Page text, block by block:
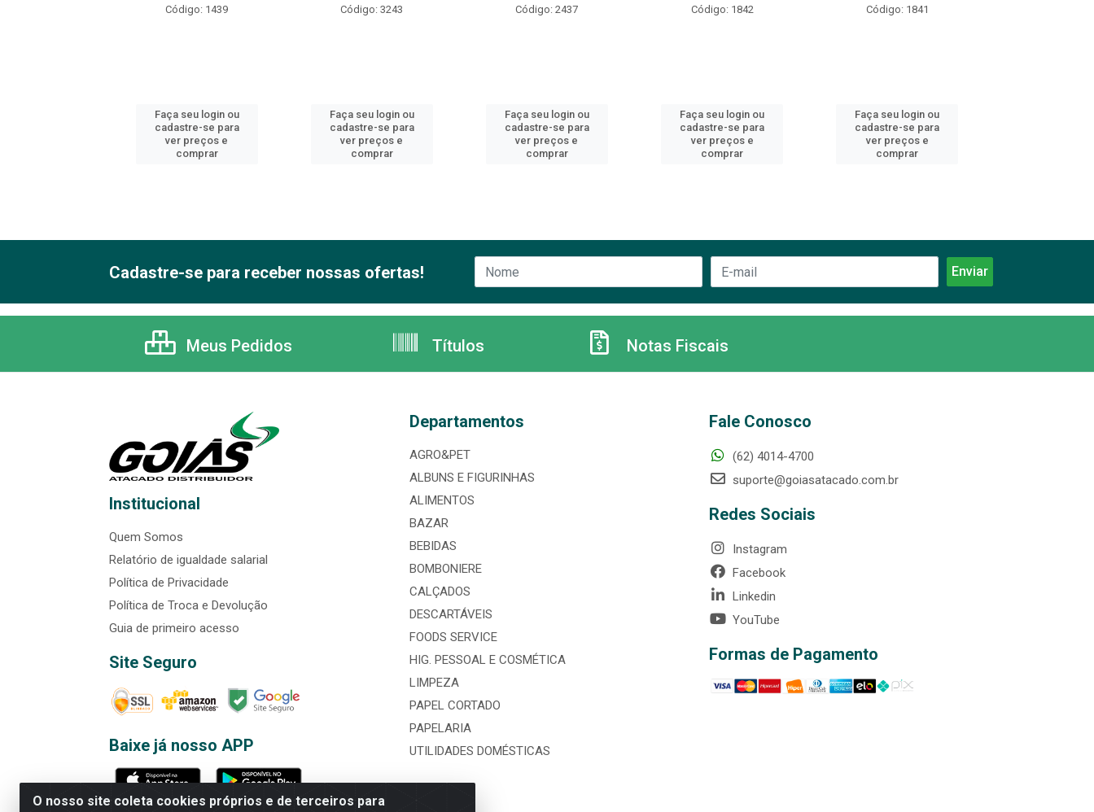
Código: 1439
Faça seu login ou
cadastre-se para
ver preços e
comprar
Código: 3243
Faça seu login ou
cadastre-se para
ver preços e
comprar
Código: 2437
Faça seu login ou
cadastre-se para
ver preços e
comprar
Código: 1842
Faça seu login ou
cadastre-se para
ver preços e
comprar
Código: 1841
Faça seu login ou
cadastre-se para
ver preços e
comprar
O nosso site coleta cookies próprios e de terceiros para
Cadastre-se para receber nossas ofertas!
Meus Pedidos Títulos Notas Fiscais
Institucional
Quem Somos
Relatório de igualdade salarial
Política de Privacidade
Política de Troca e Devolução
Guia de primeiro acesso
Site Seguro
Baixe já nosso APP
Departamentos
AGRO&PET
ALBUNS E FIGURINHAS
ALIMENTOS
BAZAR
BEBIDAS
BOMBONIERE
CALÇADOS
DESCARTÁVEIS
FOODS SERVICE
HIG. PESSOAL E COSMÉTICA
LIMPEZA
PAPEL CORTADO
PAPELARIA
UTILIDADES DOMÉSTICAS
Fale Conosco
(62) 4014-4700
suporte@goiasatacado.com.br
Redes Sociais
Instagram
Facebook
Linkedin
YouTube
Formas de Pagamento